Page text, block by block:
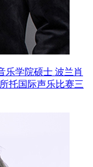
乐学院硕士 波兰肖
托国际声乐比赛三